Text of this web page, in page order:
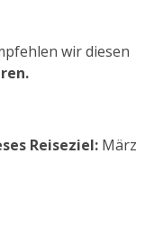
wir diesen
Reiseziel: März